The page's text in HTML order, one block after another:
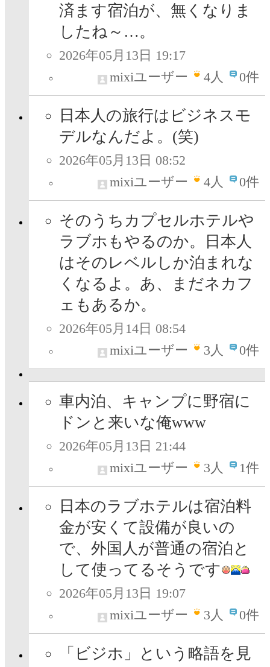
済ます宿泊が、無くなりま
したね～…。
2026年05月13日 19:17
mixiユーザー
4人 0件
日本人の旅行はビジネスモ
デルなんだよ。(笑)
2026年05月13日 08:52
mixiユーザー
4人 0件
そのうちカプセルホテルや
ラブホもやるのか。日本人
はそのレベルしか泊まれな
くなるよ。あ、まだネカフ
ェもあるか。
2026年05月14日 08:54
mixiユーザー
3人 0件
車内泊、キャンプに野宿に
ドンと来いな俺www
2026年05月13日 21:44
mixiユーザー
3人 1件
日本のラブホテルは宿泊料
金が安くて設備が良いの
で、外国人が普通の宿泊と
して使ってるそうです
2026年05月13日 19:07
mixiユーザー
3人 0件
「ビジホ」という略語を見